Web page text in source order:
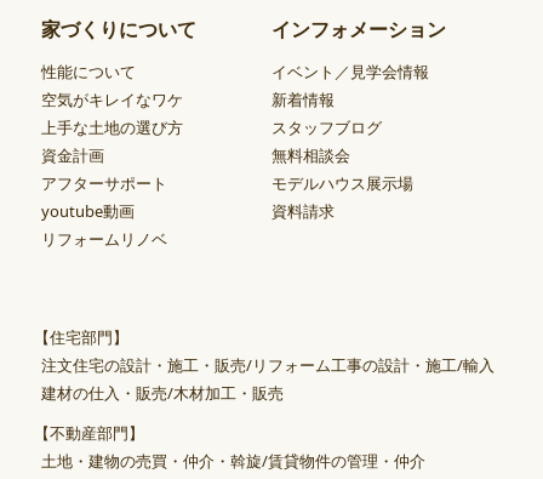
家づくりについて
性能について
空気がキレイなワケ
上手な土地の選び方
資金計画
アフターサポート
youtube動画
リフォームリノベ
インフォメーション
イベント／見学会情報
新着情報
スタッフブログ
無料相談会
モデルハウス展示場
資料請求
【住宅部門】
注文住宅の設計・施工・販売/リフォーム工事の設計・施工/輸入
建材の仕入・販売/木材加工・販売
【不動産部門】
土地・建物の売買・仲介・斡旋/賃貸物件の管理・仲介